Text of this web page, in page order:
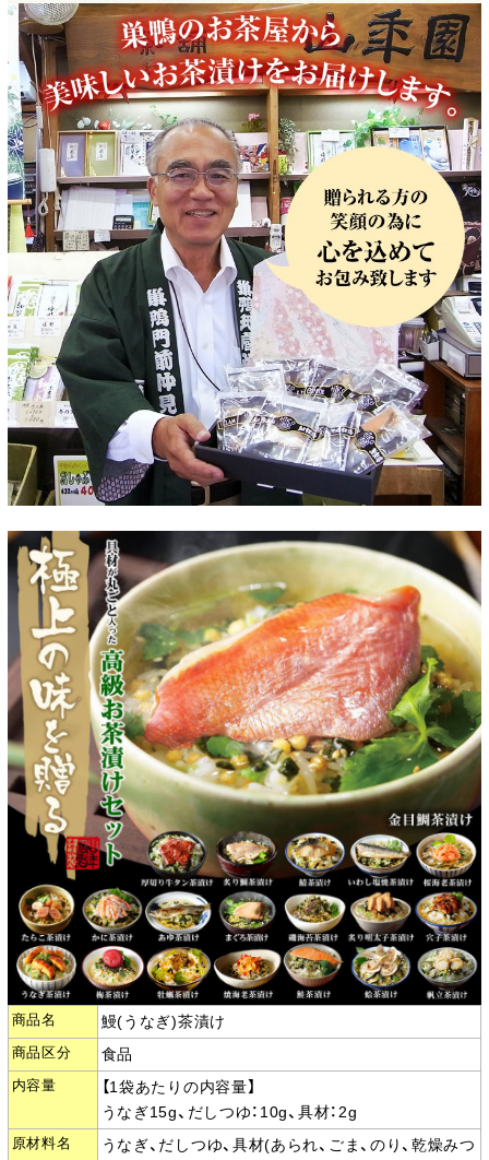
商品名 鰻(うなぎ)茶漬け
商品区分 食品
内容量
【1袋あたりの内容量】
うなぎ15g、だしつゆ：10g、具材：2g
原材料名
うなぎ、だしつゆ、具材(あられ、ごま、のり、乾燥みつ